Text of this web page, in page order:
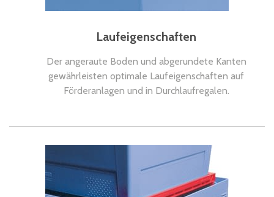
Laufeigenschaften
Der angeraute Boden und abgerundete Kanten
gewährleisten optimale Laufeigenschaften auf
Förderanlagen und in Durchlaufregalen.